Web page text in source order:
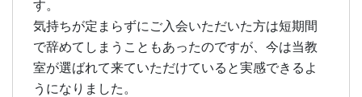
す。
気持ちが定まらずにご入会いただいた方は短期間
で辞めてしまうこともあったのですが、今は当教
室が選ばれて来ていただけていると実感できるよ
うになりました。